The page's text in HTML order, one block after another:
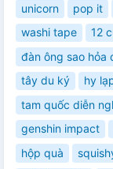
unicorn pop it
washi tape
12
đàn ông sao hỏa
tây du ký
hy
tam quốc diễn
genshin impact
hộp quà